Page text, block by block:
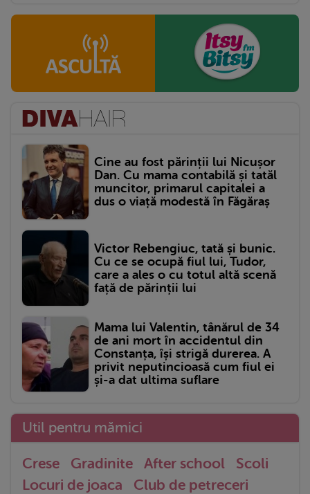
Cine au fost părinții lui Nicușor
Dan. Cu mama contabilă și tatăl
muncitor, primarul capitalei a
dus o viață modestă în Făgăraș
Victor Rebengiuc, tată și bunic.
Cu ce se ocupă fiul lui, Tudor,
care a ales o cu totul altă scenă
față de părinții lui
Mama lui Valentin, tânărul de 34
de ani mort în accidentul din
Constanța, își strigă durerea. A
privit neputincioasă cum fiul ei
și-a dat ultima suflare
Util pentru mămici
Crese Gradinite After school
Scoli
Locuri de joaca
Club de petreceri